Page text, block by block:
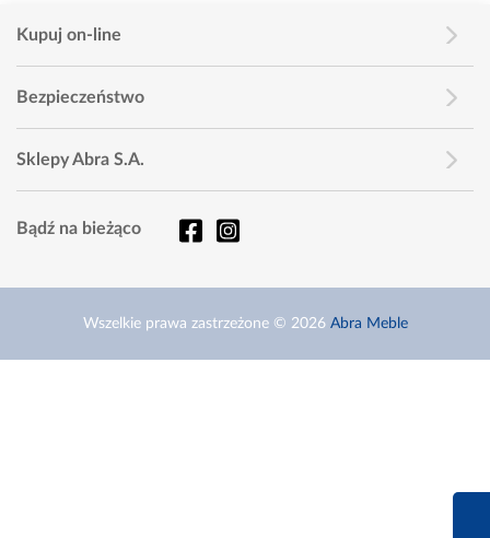
Kupuj on-line
Bezpieczeństwo
Sklepy Abra S.A.
Bądź na bieżąco
Wszelkie prawa zastrzeżone © 2026 Abra Meble